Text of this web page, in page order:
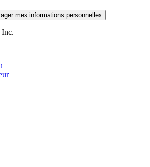
mes informations personnelles
Inc.